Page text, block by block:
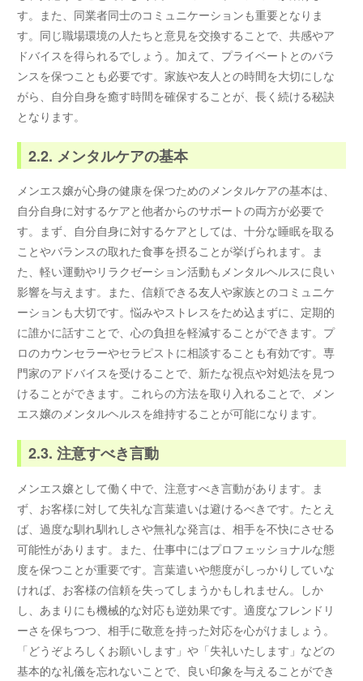
す。また、同業者同士のコミュニケーションも重要となりま
す。同じ職場環境の人たちと意見を交換することで、共感やア
ドバイスを得られるでしょう。加えて、プライベートとのバラ
ンスを保つことも必要です。家族や友人との時間を大切にしな
がら、自分自身を癒す時間を確保することが、長く続ける秘訣
となります。
2.2. メンタルケアの基本
メンエス嬢が心身の健康を保つためのメンタルケアの基本は、
自分自身に対するケアと他者からのサポートの両方が必要で
す。まず、自分自身に対するケアとしては、十分な睡眠を取る
ことやバランスの取れた食事を摂ることが挙げられます。ま
た、軽い運動やリラクゼーション活動もメンタルヘルスに良い
影響を与えます。また、信頼できる友人や家族とのコミュニケ
ーションも大切です。悩みやストレスをため込まずに、定期的
に誰かに話すことで、心の負担を軽減することができます。プ
ロのカウンセラーやセラピストに相談することも有効です。専
門家のアドバイスを受けることで、新たな視点や対処法を見つ
けることができます。これらの方法を取り入れることで、メン
エス嬢のメンタルヘルスを維持することが可能になります。
2.3. 注意すべき言動
メンエス嬢として働く中で、注意すべき言動があります。ま
ず、お客様に対して失礼な言葉遣いは避けるべきです。たとえ
ば、過度な馴れ馴れしさや無礼な発言は、相手を不快にさせる
可能性があります。また、仕事中にはプロフェッショナルな態
度を保つことが重要です。言葉遣いや態度がしっかりしていな
ければ、お客様の信頼を失ってしまうかもしれません。しか
し、あまりにも機械的な対応も逆効果です。適度なフレンドリ
ーさを保ちつつ、相手に敬意を持った対応を心がけましょう。
「どうぞよろしくお願いします」や「失礼いたします」などの
基本的な礼儀を忘れないことで、良い印象を与えることができ